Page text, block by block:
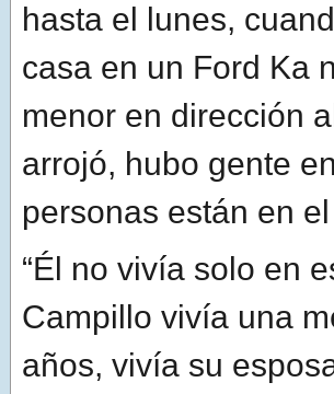
hasta el lunes,
casa en un Ford Ka
menor en dirección
arrojó, hubo gente
personas están en
“Él no vivía solo en
Campillo vivía una
años, vivía su